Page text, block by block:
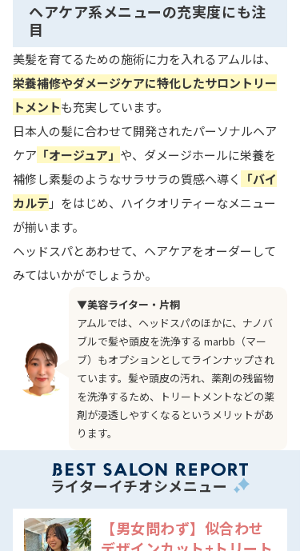
ヘアケア系メニューの充実度にも注
目
美髪を育てるための施術に力を入れるアムルは、
栄養補修やダメージケアに特化したサロントリー
トメントも充実しています。
日本人の髪に合わせて開発されたパーソナルヘア
ケア 「オージュア」 や、ダメージホールに栄養を
補修し素髪のようなサラサラの質感へ導く
「バイ
カルテ 」をはじめ、ハイクオリティーなメニュー
が揃います。
ヘッドスパとあわせて、ヘアケアをオーダーして
みてはいかがでしょうか。
▼美容ライター・片桐
アムルでは、ヘッドスパのほかに、ナノバ
ブルで髪や頭皮を洗浄する marbb（マー
ブ）もオプションとしてラインナップされ
ています。髪や頭皮の汚れ、薬剤の残留物
を洗浄するため、トリートメントなどの薬
剤が浸透しやすくなるというメリットがあ
ります。
ライターイチオシメニュー
【男女問わず】似合わせ